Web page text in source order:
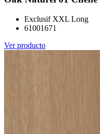
Exclusif XXL Long
61001671
Ver producto